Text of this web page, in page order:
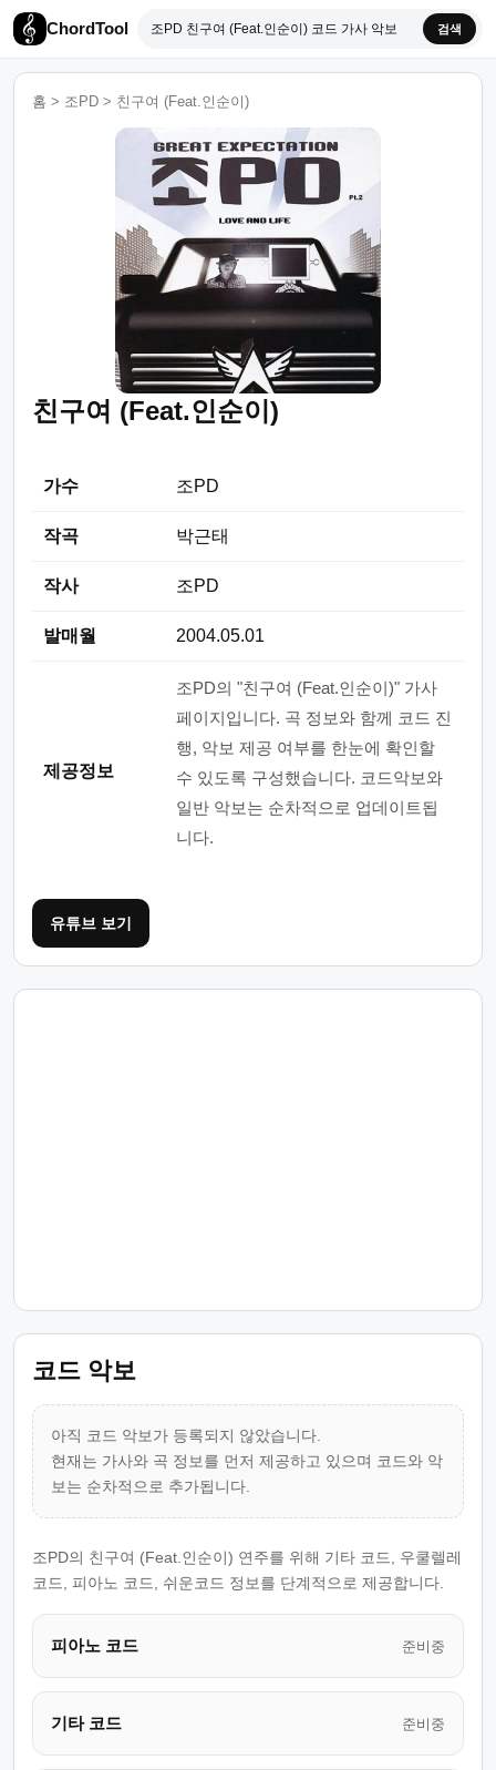
ChordTool 검색
홈 > 조PD > 친구여 (Feat.인순이)
친구여 (Feat.인순이)
가수 조PD
작곡 박근태
작사 조PD
발매월 2004.05.01
제공정보
조PD의 "친구여 (Feat.인순이)" 가사
페이지입니다. 곡 정보와 함께 코드 진
행, 악보 제공 여부를 한눈에 확인할
수 있도록 구성했습니다. 코드악보와
일반 악보는 순차적으로 업데이트됩
니다.
유튜브 보기
코드 악보
아직 코드 악보가 등록되지 않았습니다.
현재는 가사와 곡 정보를 먼저 제공하고 있으며 코드와 악
보는 순차적으로 추가됩니다.
조PD의 친구여 (Feat.인순이) 연주를 위해 기타 코드, 우쿨렐레
코드, 피아노 코드, 쉬운코드 정보를 단계적으로 제공합니다.
피아노 코드 준비중
기타 코드 준비중